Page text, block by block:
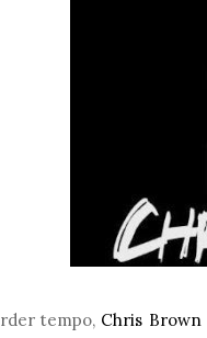
tempo, Chris Brown